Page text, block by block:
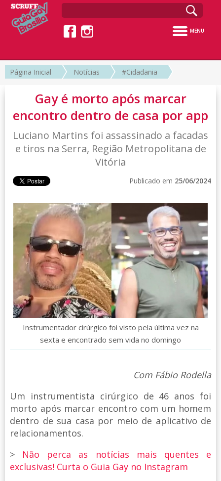
MENU
Página Inicial Notícias #Cidadania
Gay é morto após marcar
encontro dentro de casa por app
Luciano Martins foi assassinado a facadas
e tiros na Serra, Região Metropolitana de
Vitória
Publicado em 25/06/2024
Instrumentador cirúrgico foi visto pela última vez na
sexta e encontrado sem vida no domingo
Com Fábio Rodella
Um instrumentista cirúrgico de 46 anos foi
morto após marcar encontro com um homem
dentro de sua casa por meio de aplicativo de
relacionamentos.
> Não perca as notícias mais quentes e
exclusivas! Curta o Guia Gay no Instagram